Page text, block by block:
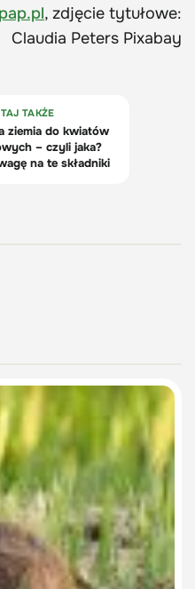
, zdjęcie tytułowe:
Claudia Peters Pixabay